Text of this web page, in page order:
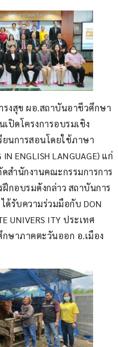
รงสุข ผอ.สถาบันอาชีวศึกษา
ปิดโครงการอบรมเชิง
นการสอนโดยใช้ภาษา
ENGLISH LANGUAGE) แก่
สำนักงานคณะกรรมการการ
กอบรมดังกล่าว สถาบันการ
รับความร่วมมือกับ DON
UNIVERS ITY ประเทศ
ษาภาคตะวันออก อ.เมือง